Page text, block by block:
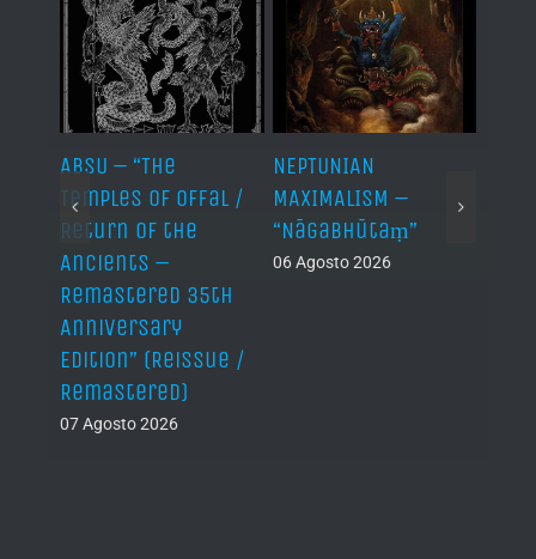
ABSU – “The
Temples of Offal /
Return of the
Ancients –
Remastered 35th
Anniversary
Edition” (Reissue /
Remastered)
07 Agosto 2026
NEPTUNIAN
MAXIMALISM –
“Nāgabhūtaṃ”
06 Agosto 2026